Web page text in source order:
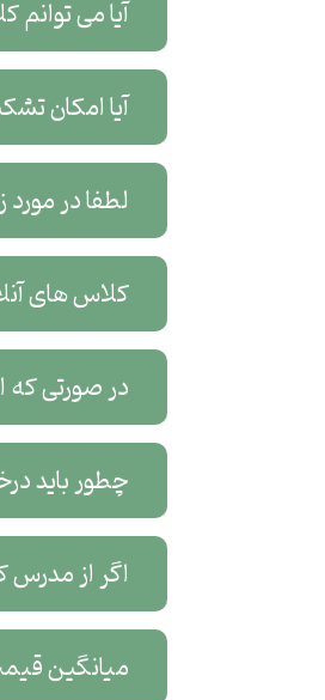
آیا می
آیا امکان
لطفا در
کلاس های
در صورتی که
چطور باید
اگر از مدرس
میانگین